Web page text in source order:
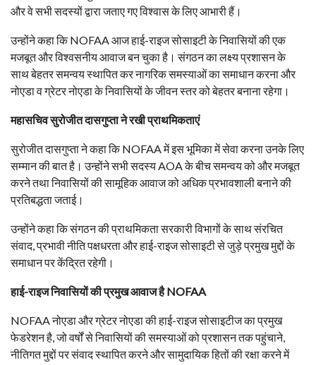
और वे सभी सदस्यों द्वारा जताए गए विश्वास के लिए आभारी हैं।
उन्होंने कहा कि NOFAA आज हाई-राइज सोसाइटी के निवासियों की एक
मजबूत और विश्वसनीय आवाज बन चुका है। संगठन का लक्ष्य प्रशासन के
साथ बेहतर समन्वय स्थापित कर नागरिक समस्याओं का समाधान करना और
नोएडा व ग्रेटर नोएडा के निवासियों के जीवन स्तर को बेहतर बनाना रहेगा।
महासचिव सुरोजीत दासगुप्ता ने रखी प्राथमिकताएं
सुरोजीत दासगुप्ता ने कहा कि NOFAA में इस भूमिका में सेवा करना उनके लिए
सम्मान की बात है। उन्होंने सभी सदस्य AOA के बीच समन्वय को और मजबूत
करने तथा निवासियों की सामूहिक आवाज को अधिक प्रभावशाली बनाने की
प्रतिबद्धता जताई।
उन्होंने कहा कि संगठन की प्राथमिकता सरकारी विभागों के साथ संरचित
संवाद, प्रभावी नीति पक्षधरता और हाई-राइज सोसाइटी से जुड़े प्रमुख मुद्दों के
समाधान पर केंद्रित रहेगी।
हाई-राइज निवासियों की प्रमुख आवाज है NOFAA
NOFAA नोएडा और ग्रेटर नोएडा की हाई-राइज सोसाइटीज का प्रमुख
फेडरेशन है, जो वर्षों से निवासियों की समस्याओं को प्रशासन तक पहुंचाने,
नीतिगत मुद्दों पर संवाद स्थापित करने और सामुदायिक हितों की रक्षा करने में